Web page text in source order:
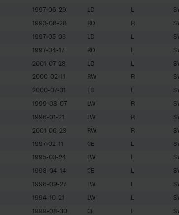
1997-06-29 LD L
1993-08-28 RD R
1997-05-03 LD L
1997-04-17 RD L
2001-07-28 LD L
2000-02-11 RW R
2000-07-31 LD L
1999-08-07 LW R
1996-01-21 LW R
2001-06-23 RW R
1997-02-11 CE L
1995-03-24 LW L
1998-04-14 CE L
1996-09-27 LW L
1994-10-21 LW L
1999-08-30 CE L